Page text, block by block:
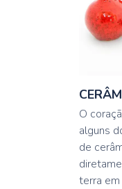
O
alguns
de
terra